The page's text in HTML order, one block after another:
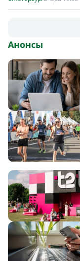
Анонсы